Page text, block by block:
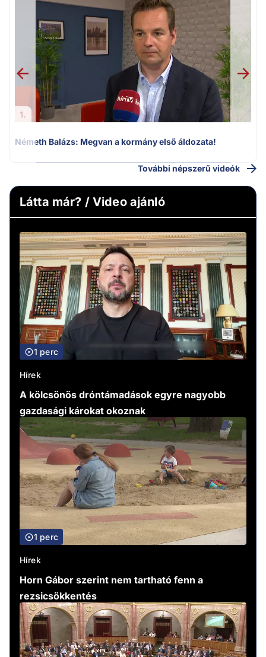
1.
Németh Balázs: Megvan a kormány első áldozata!
További népszerű videók
Látta már? / Video ajánló
1 perc
Hírek
A kölcsönös dróntámadások egyre nagyobb
gazdasági károkat okoznak
1 perc
Hírek
Horn Gábor szerint nem tartható fenn a
rezsicsökkentés